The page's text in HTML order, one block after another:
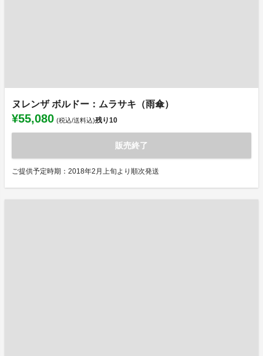
ヌレンザ ボルドー：ムラサキ（雨傘）
¥55,080 (税込/送料込)残り10
販売終了
ご提供予定時期：2018年2月上旬より順次発送